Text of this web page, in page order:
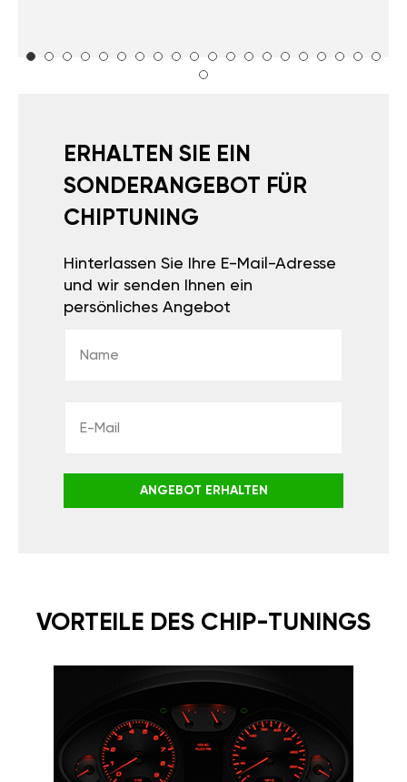
ERHALTEN SIE EIN
SONDERANGEBOT FÜR
CHIPTUNING
Hinterlassen Sie Ihre E-Mail-Adresse
und wir senden Ihnen ein
persönliches Angebot
ANGEBOT ERHALTEN
VORTEILE DES CHIP-TUNINGS